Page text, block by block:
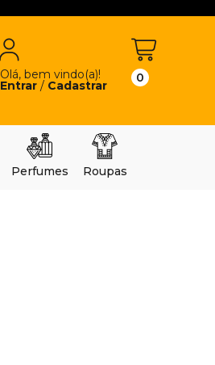
Olá, bem vindo(a)!
Entrar / Cadastrar
0
Perfumes
Roupas